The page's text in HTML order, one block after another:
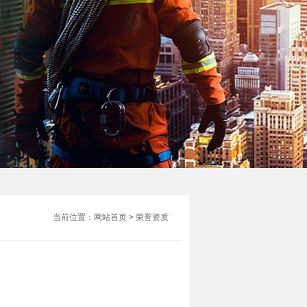
当前位置： 网站首页 > 荣誉资质